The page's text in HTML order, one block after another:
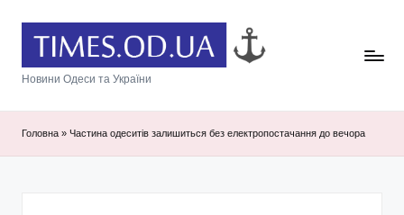
Новини Одеси та України
Головна » Частина одеситів залишиться без електропостачання до вечора